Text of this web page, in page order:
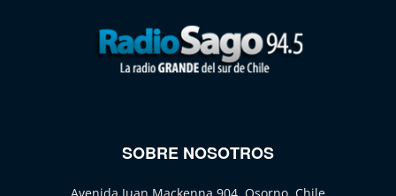
SOBRE NOSOTROS